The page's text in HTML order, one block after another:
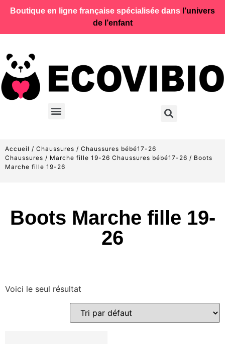
Boutique en ligne française spécialisée dans l’univers
de l’enfant
Accueil / Chaussures / Chaussures bébé17-26
Chaussures / Marche fille 19-26 Chaussures bébé17-26 / Boots
Marche fille 19-26
Boots Marche fille 19-
26
Voici le seul résultat